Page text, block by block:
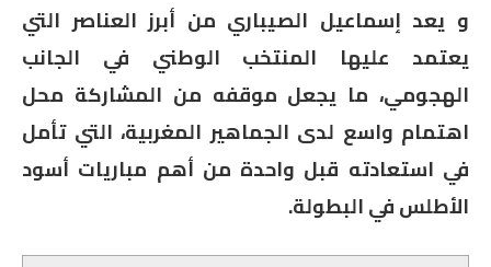
و يعد إسماعيل الصيباري من أبرز العناصر التي
يعتمد عليها المنتخب الوطني في الجانب
الهجومي، ما يجعل موقفه من المشاركة محل
اهتمام واسع لدى الجماهير المغربية، التي تأمل
في استعادته قبل واحدة من أهم مباريات أسود
الأطلس في البطولة.